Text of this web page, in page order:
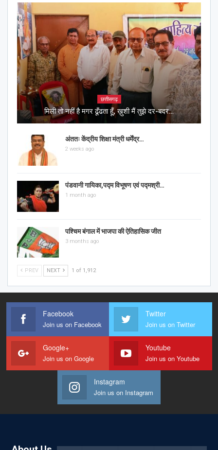
छत्तीसगढ़
मिली तो नहीं है मगर ढूँढता हूँ, ख़ुशी मैं तुझे दर-बदर…
अंततः केंद्रीय शिक्षा मंत्री धर्मेंद्र…
2 weeks ago
पंडवानी गायिका,पद्म विभूषण एवं पद्मश्री…
1 month ago
पश्चिम बंगाल में भाजपा की ऐतिहासिक जीत
3 months ago
PREV NEXT 1 of 1,912
Facebook
Join us on Facebook
Twitter
Join us on Twitter
Google+
Join us on Google
Youtube
Join us on Youtube
Instagram
Join us on Instagram